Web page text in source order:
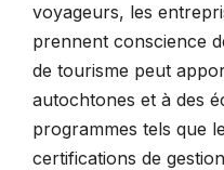
voyageurs, les
prennent conscience
de tourisme peut
autochtones et à des
programmes tels que
certifications de